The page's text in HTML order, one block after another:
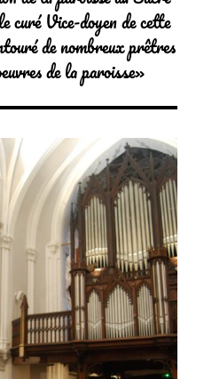
curé Vice-doyen de cette
de nombreux prêtres
de la paroisse»